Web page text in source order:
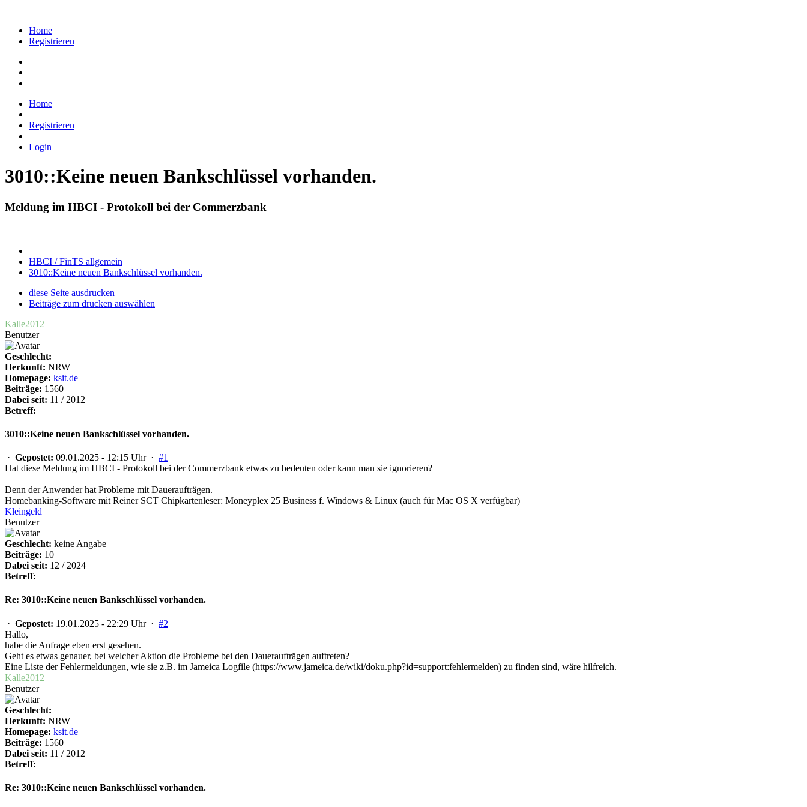
Home
Registrieren
Home
Registrieren
Login
3010::Keine neuen Bankschlüssel vorhanden.
Meldung im HBCI - Protokoll bei der Commerzbank
HBCI / FinTS allgemein
3010::Keine neuen Bankschlüssel vorhanden.
diese Seite ausdrucken
Beiträge zum drucken auswählen
Kalle2012
Benutzer
Geschlecht:
Herkunft: NRW
Homepage: ksit.de
Beiträge: 1560
Dabei seit: 11 / 2012
Betreff:
3010::Keine neuen Bankschlüssel vorhanden.
· Gepostet: 09.01.2025 - 12:15 Uhr · #1
Hat diese Meldung im HBCI - Protokoll bei der Commerzbank etwas zu bedeuten oder kann man sie ignorieren?
Denn der Anwender hat Probleme mit Daueraufträgen.
Homebanking-Software mit Reiner SCT Chipkartenleser: Moneyplex 25 Business f. Windows & Linux (auch für Mac OS X verfügbar)
Kleingeld
Benutzer
Geschlecht: keine Angabe
Beiträge: 10
Dabei seit: 12 / 2024
Betreff:
Re: 3010::Keine neuen Bankschlüssel vorhanden.
· Gepostet: 19.01.2025 - 22:29 Uhr · #2
Hallo,
habe die Anfrage eben erst gesehen.
Geht es etwas genauer, bei welcher Aktion die Probleme bei den Daueraufträgen auftreten?
Eine Liste der Fehlermeldungen, wie sie z.B. im Jameica Logfile (https://www.jameica.de/wiki/doku.php?id=support:fehlermelden) zu finden sind, wäre hilfreich.
Kalle2012
Benutzer
Geschlecht:
Herkunft: NRW
Homepage: ksit.de
Beiträge: 1560
Dabei seit: 11 / 2012
Betreff:
Re: 3010::Keine neuen Bankschlüssel vorhanden.